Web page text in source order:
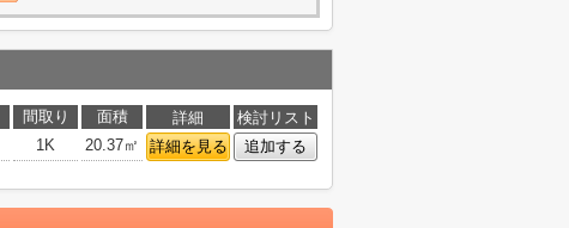
間取り 面積 詳細
検討リスト
1K 20.37㎡ 詳細を見る 追加する